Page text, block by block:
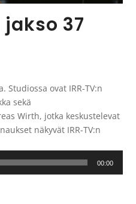
jakso 37
Studiossa ovat IRR-TV:n
sekä
Wirth, jotka keskustelevat
näkyvät IRR-TV:n
00:00